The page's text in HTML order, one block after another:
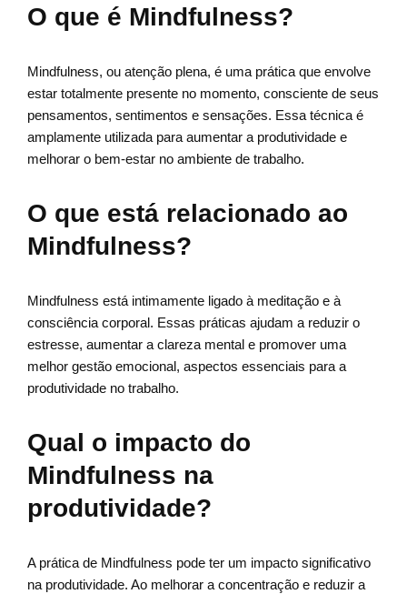
O que é Mindfulness?
Mindfulness, ou atenção plena, é uma prática que envolve
estar totalmente presente no momento, consciente de seus
pensamentos, sentimentos e sensações. Essa técnica é
amplamente utilizada para aumentar a produtividade e
melhorar o bem-estar no ambiente de trabalho.
O que está relacionado ao
Mindfulness?
Mindfulness está intimamente ligado à meditação e à
consciência corporal. Essas práticas ajudam a reduzir o
estresse, aumentar a clareza mental e promover uma
melhor gestão emocional, aspectos essenciais para a
produtividade no trabalho.
Qual o impacto do
Mindfulness na
produtividade?
A prática de Mindfulness pode ter um impacto significativo
na produtividade. Ao melhorar a concentração e reduzir a